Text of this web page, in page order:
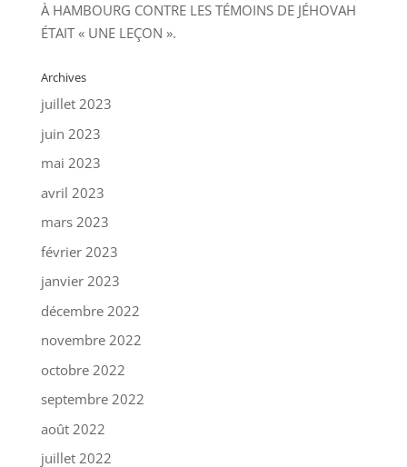
À HAMBOURG CONTRE LES TÉMOINS DE JÉHOVAH
ÉTAIT « UNE LEÇON ».
Archives
juillet 2023
juin 2023
mai 2023
avril 2023
mars 2023
février 2023
janvier 2023
décembre 2022
novembre 2022
octobre 2022
septembre 2022
août 2022
juillet 2022